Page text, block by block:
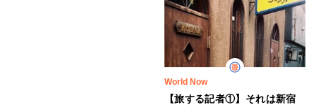
World Now
【旅する記者①】それは新宿